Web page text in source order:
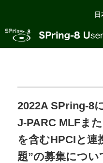
2022A SPring-8
J-PARC MLFま
を含むHPCIと連
題”の募集につい